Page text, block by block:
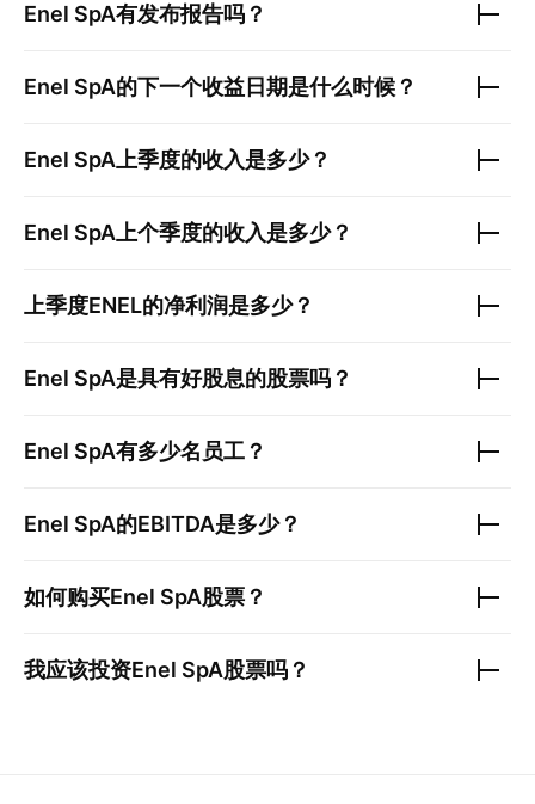
Enel SpA有发布报告吗？
Enel SpA的下一个收益日期是什么时候？
Enel SpA 上季度的收入是多少？
Enel SpA 上个季度的收入是多少？
上季度ENEL的净利润是多少？
Enel SpA是具有好股息的股票吗？
Enel SpA有多少名员工？
Enel SpA的EBITDA是多少？
如何购买Enel SpA股票？
我应该投资Enel SpA股票吗？